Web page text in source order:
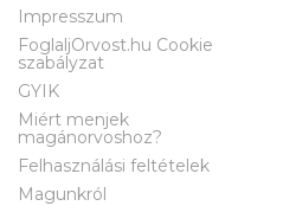
Impresszum
FoglaljOrvost.hu Cookie
szabályzat
GYIK
Miért menjek
magánorvoshoz?
Felhasználási feltételek
Magunkról